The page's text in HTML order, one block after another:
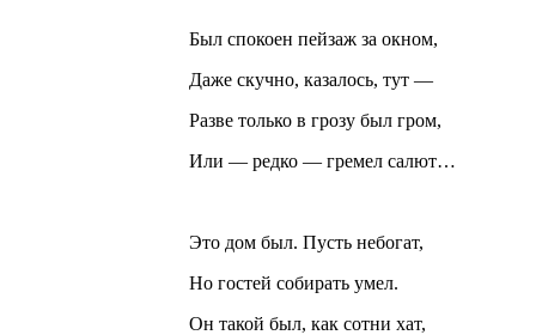
Был спокоен пейзаж за окном,
Даже скучно, казалось, тут —
Разве только в грозу был гром,
Или — редко — гремел салют…
Это дом был. Пусть небогат,
Но гостей собирать умел.
Он такой был, как сотни хат,